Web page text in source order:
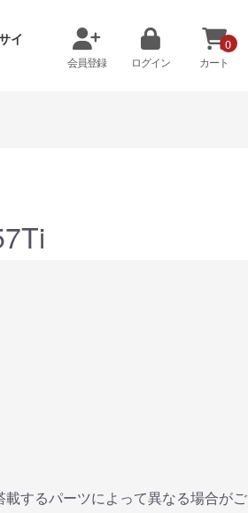
イ
会員登録 ログイン
0
カート
た
認証
ドする
。
商品詳細
するパーツによって異なる場合がご